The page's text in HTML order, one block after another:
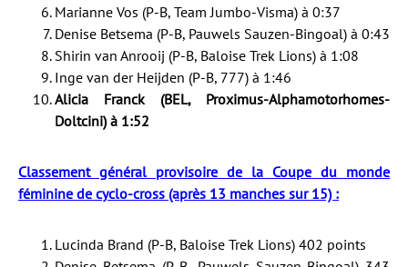
Marianne Vos (P-B, Team Jumbo-Visma) à 0:37
Denise Betsema (P-B, Pauwels Sauzen-Bingoal) à 0:43
Shirin van Anrooij (P-B, Baloise Trek Lions) à 1:08
Inge van der Heijden (P-B, 777) à 1:46
Alicia Franck (BEL, Proximus-Alphamotorhomes-
Doltcini) à 1:52
Classement général provisoire de la Coupe du monde
féminine de cyclo-cross (après 13 manches sur 15) :
Lucinda Brand (P-B, Baloise Trek Lions) 402 points